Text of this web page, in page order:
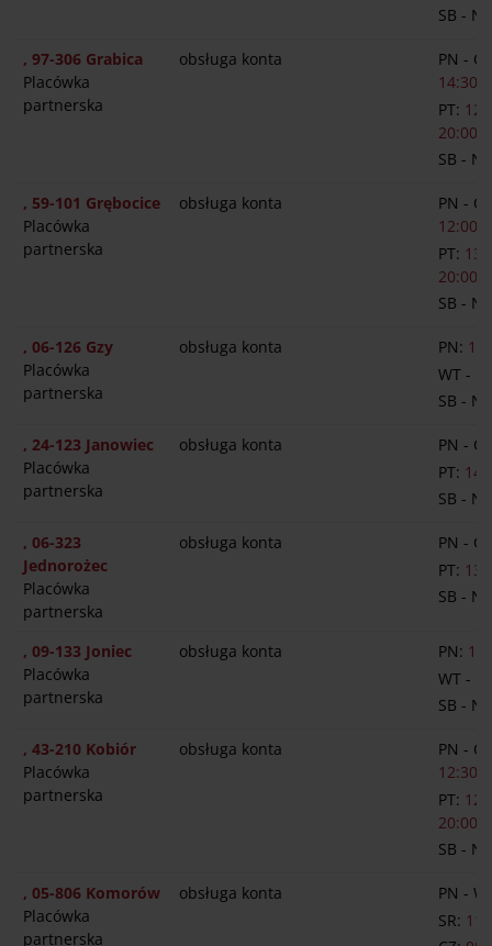
SB -
, 97-306 Grabica
Placówka
partnerska
obsługa konta
PN -
14:30-
PT:
20:00
SB -
, 59-101 Grębocice
Placówka
partnerska
obsługa konta
PN -
12:00-
PT:
20:00
SB -
, 06-126 Gzy
Placówka
partnerska
obsługa konta PN:
WT -
SB -
, 24-123 Janowiec
Placówka
partnerska
obsługa konta
PN -
PT:
SB -
, 06-323
Jednorożec
Placówka
partnerska
obsługa konta
PN -
PT:
SB -
, 09-133 Joniec
Placówka
partnerska
obsługa konta PN:
WT -
SB -
, 43-210 Kobiór
Placówka
partnerska
obsługa konta
PN -
12:30-
PT:
20:00
SB -
, 05-806 Komorów
Placówka
partnerska
obsługa konta
PN -
SR: